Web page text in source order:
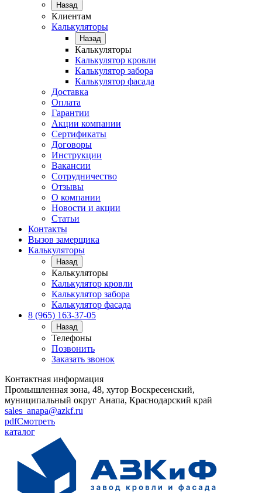
Назад
Клиентам
Калькуляторы
Назад
Калькуляторы
Калькулятор кровли
Калькулятор забора
Калькулятор фасада
Доставка
Оплата
Гарантии
Акции компании
Сертификаты
Договоры
Инструкции
Вакансии
Сотрудничество
Отзывы
О компании
Новости и акции
Статьи
Контакты
Вызов замерщика
Калькуляторы
Назад
Калькуляторы
Калькулятор кровли
Калькулятор забора
Калькулятор фасада
8 (965) 163-37-05
Назад
Телефоны
Позвонить
Заказать звонок
Контактная информация
Промышленная зона, 48, хутор Воскресенский,
муниципальный округ Анапа, Краснодарский край
sales_anapa@azkf.ru
pdfСмотреть
каталог